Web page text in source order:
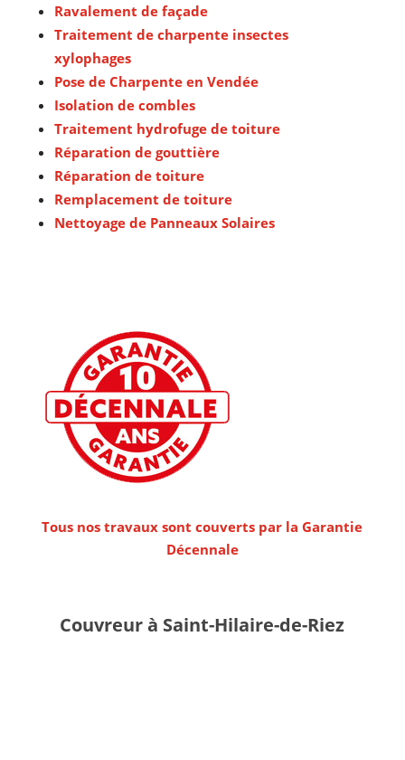
Ravalement de façade
Traitement de charpente insectes
xylophages
Pose de Charpente en Vendée
Isolation de combles
Traitement hydrofuge de toiture
Réparation de gouttière
Réparation de toiture
Remplacement de toiture
Nettoyage de Panneaux Solaires
Tous nos travaux sont couverts par la Garantie
Décennale
Couvreur à Saint-Hilaire-de-Riez